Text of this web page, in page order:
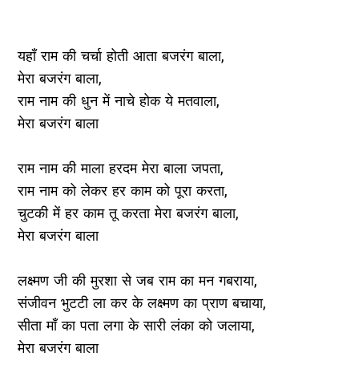
यहाँ राम की चर्चा होती आता बजरंग बाला,
मेरा बजरंग बाला,
राम नाम की धुन में नाचे होक ये मतवाला,
मेरा बजरंग बाला
राम नाम की माला हरदम मेरा बाला जपता,
राम नाम को लेकर हर काम को पूरा करता,
चुटकी में हर काम तू करता मेरा बजरंग बाला,
मेरा बजरंग बाला
लक्ष्मण जी की मुरशा से जब राम का मन गबराया,
संजीवन भुटटी ला कर के लक्ष्मण का प्राण बचाया,
सीता माँ का पता लगा के सारी लंका को जलाया,
मेरा बजरंग बाला